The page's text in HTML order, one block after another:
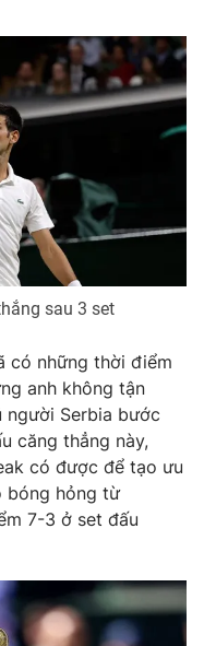
video
thao
sản
lòng Việt
bằng AI
sau 3 set
có những thời điểm
anh không tận
Serbia bước
căng thẳng này,
có được để tạo ưu
bóng hỏng từ
7-3 ở set đấu